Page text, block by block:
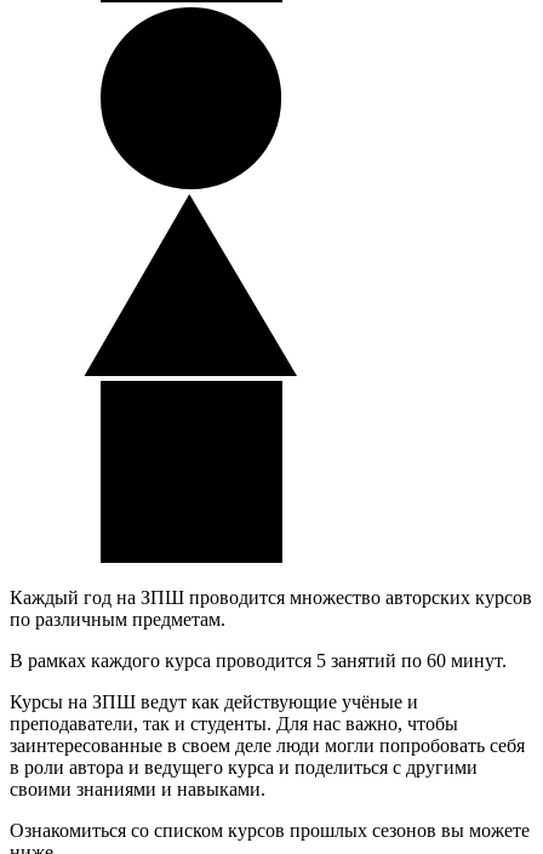
Каждый год на ЗПШ проводится множество авторских курсов
по различным предметам.
В рамках каждого курса проводится 5 занятий по 60 минут.
Курсы на ЗПШ ведут как действующие учёные и
преподаватели, так и студенты. Для нас важно, чтобы
заинтересованные в своем деле люди могли попробовать себя
в роли автора и ведущего курса и поделиться с другими
своими знаниями и навыками.
Ознакомиться со списком курсов прошлых сезонов вы можете